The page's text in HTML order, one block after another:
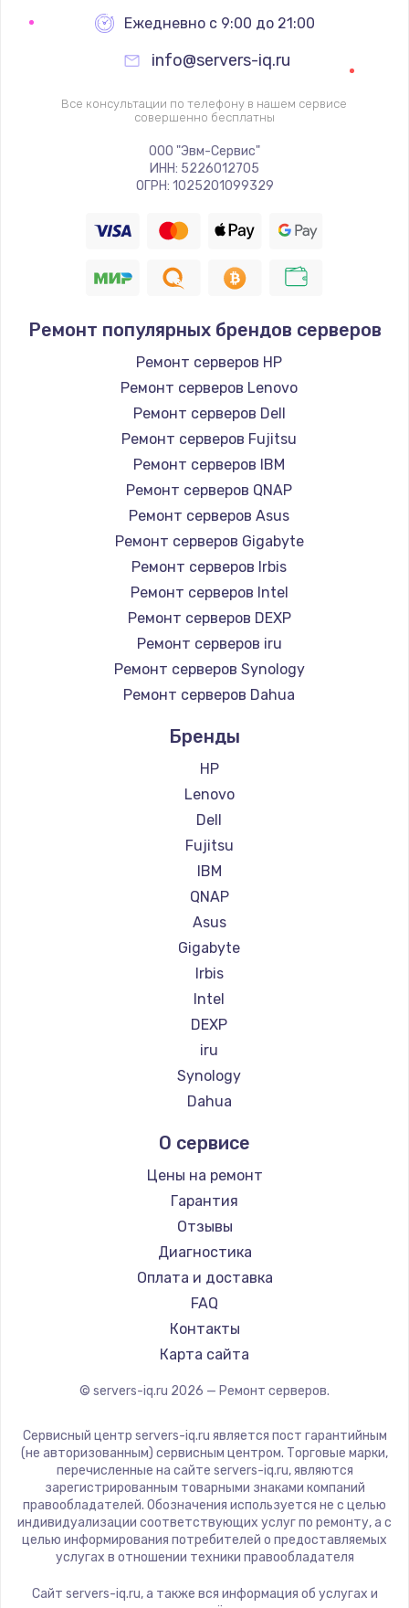
995 руб.
1200 руб.
Заказать
Настройка ОС
1160 руб.
1060 руб.
Заказать
Замена южного моста
2750 руб.
Заказать
Замена контроллера питания
1490 руб.
Заказать
Замена тачпада
1745 руб.
Заказать
Замена корпуса
Заказать
1760 руб.
Заказать
Ежедневно с 9:00 до 21:00
info@servers-iq.ru
Все консультации по телефону в нашем сервисе
совершенно бесплатны
ООО "Эвм-Сервис"
ИНН: 5226012705
ОГРН: 1025201099329
Ремонт популярных брендов серверов
Ремонт серверов HP
Ремонт серверов Lenovo
Ремонт серверов Dell
Ремонт серверов Fujitsu
Ремонт серверов IBM
Ремонт серверов QNAP
Ремонт серверов Asus
Ремонт серверов Gigabyte
Ремонт серверов Irbis
Ремонт серверов Intel
Ремонт серверов DEXP
Ремонт серверов iru
Ремонт серверов Synology
Ремонт серверов Dahua
Бренды
HP
Lenovo
Dell
Fujitsu
IBM
QNAP
Asus
Gigabyte
Irbis
Intel
DEXP
iru
Synology
Dahua
О сервисе
Цены на ремонт
Гарантия
Отзывы
Диагностика
Оплата и доставка
FAQ
Контакты
Карта сайта
© servers-iq.ru 2026 — Ремонт серверов.
Сервисный центр servers-iq.ru является пост гарантийным
(не авторизованным) сервисным центром. Торговые марки,
перечисленные на сайте servers-iq.ru, являются
зарегистрированным товарными знаками компаний
правообладателей. Обозначения используется не с целью
индивидуализации соответствующих услуг по ремонту, а с
целью информирования потребителей о предоставляемых
услугах в отношении техники правообладателя
Сайт servers-iq.ru, а также вся информация об услугах и